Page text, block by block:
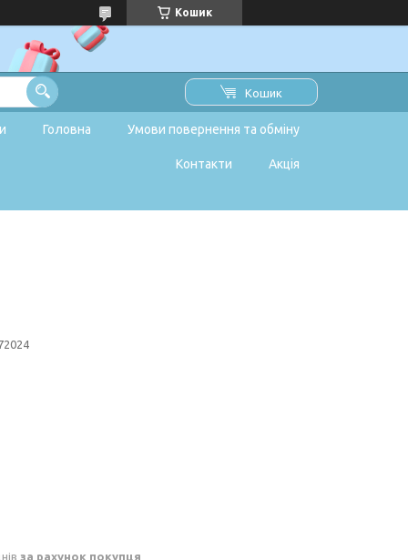
Кошик
Кошик
Головна Умови повернення та обміну
Контакти Акція
за рахунок покупця